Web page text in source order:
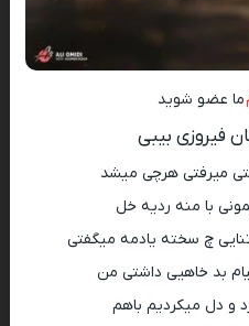
ما عضو شوید
فیروزی بیبی
میرفتی هرچی میشد
با منه ردیه خل
چ سخته یادمه میگفتی
بد خاهیی داشتی من
و دل میکردیم باهم